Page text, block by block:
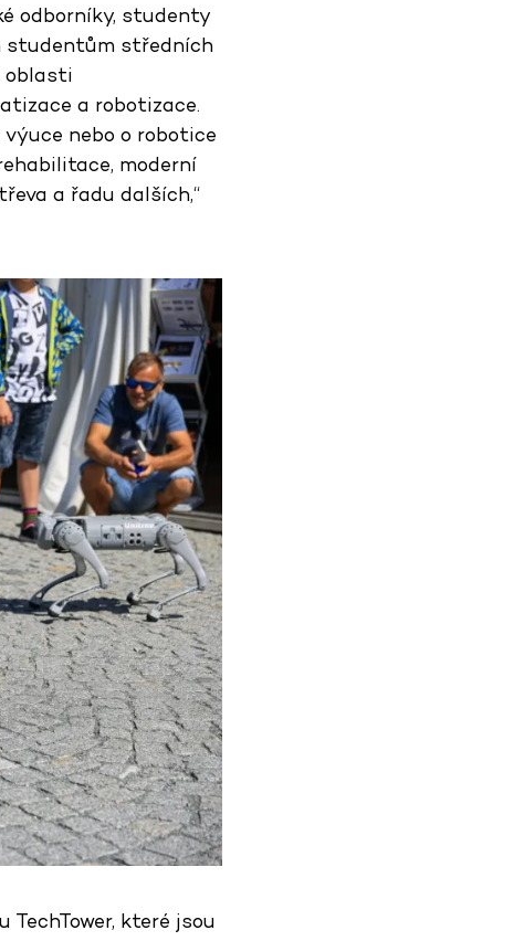
odborníky, studenty
studentům středních
oblasti
a robotizace.
nebo o robotice
moderní
a řadu dalších,“
které jsou